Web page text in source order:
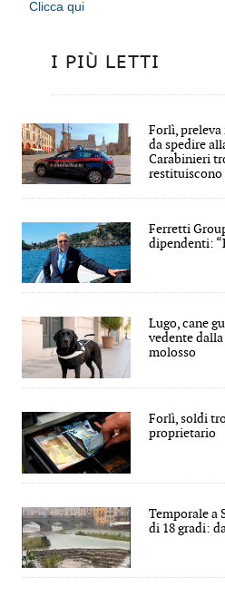
Clicca qui
I PIÙ LETTI
Forlì,
da spedire
Carabinieri
restituiscono
Ferretti
dipendenti:
Lugo, cane
vedente
molosso
Forlì, soldi
proprietario
Temporale a
di 18 gradi: